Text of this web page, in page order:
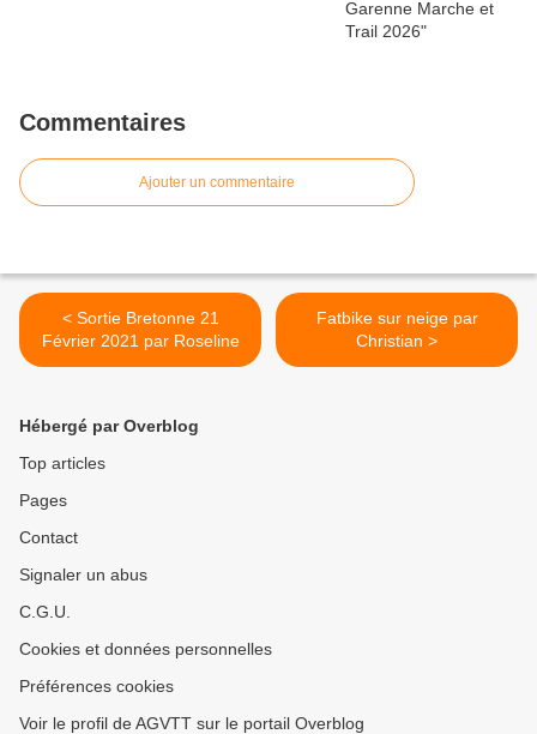
Commentaires
Ajouter un commentaire
< Sortie Bretonne 21
Février 2021 par Roseline
Fatbike sur neige par
Christian >
Hébergé par Overblog
Top articles
Pages
Contact
Signaler un abus
C.G.U.
Cookies et données personnelles
Préférences cookies
Voir le profil de AGVTT sur le portail Overblog